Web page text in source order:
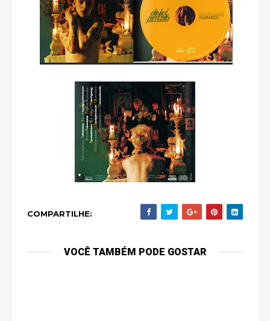
COMPARTILHE:
VOCÊ TAMBÉM PODE GOSTAR